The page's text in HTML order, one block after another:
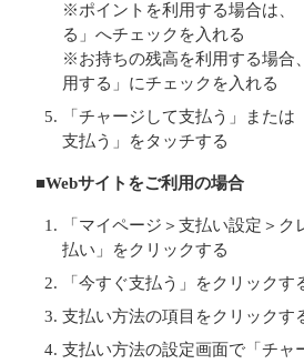
※ポイントを利用する場合は、
る」へチェックを入れる
※お持ちの残高を利用する場合
用する」にチェックを入れる
「チャージして支払う」また
支払う」をタッチする
■Webサイトをご利用の場合
「マイページ＞支払い設定＞
払い」をクリックする
「今すぐ支払う」をクリックす
支払い方法の項目をクリックす
支払い方法の設定画面で「チャ